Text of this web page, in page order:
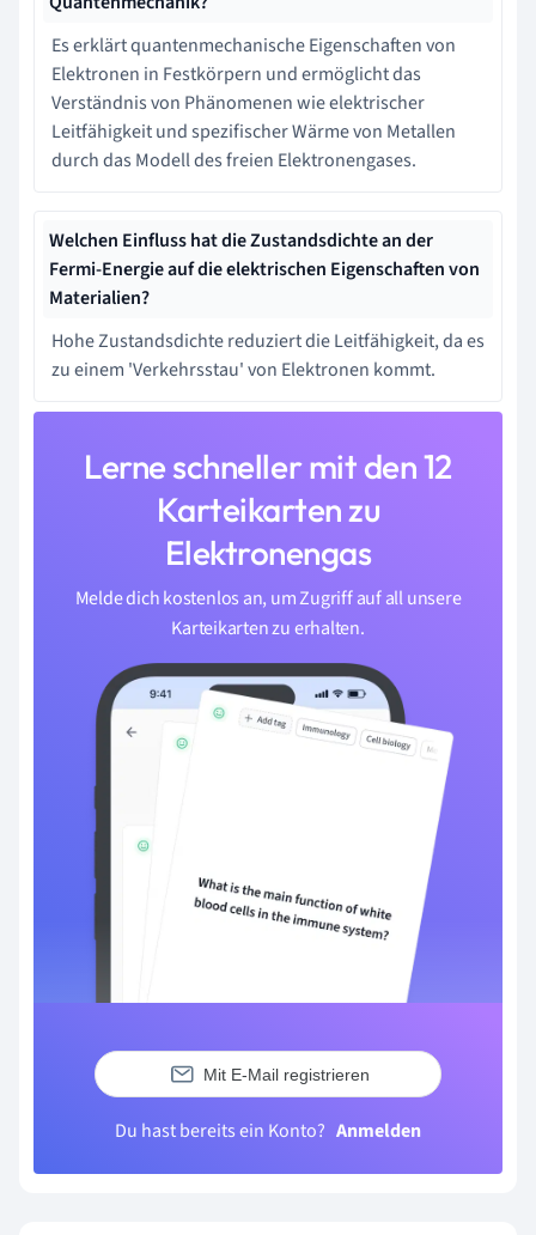
Es erklärt quantenmechanische Eigenschaften von
Elektronen in Festkörpern und ermöglicht das
Verständnis von Phänomenen wie elektrischer
Leitfähigkeit und spezifischer Wärme von Metallen
durch das Modell des freien Elektronengases.
Welchen Einfluss hat die Zustandsdichte an der
Fermi-Energie auf die elektrischen Eigenschaften von
Materialien?
Hohe Zustandsdichte reduziert die Leitfähigkeit, da es
zu einem 'Verkehrsstau' von Elektronen kommt.
Lerne schneller mit den 12
Karteikarten zu
Elektronengas
Melde dich kostenlos an, um Zugriff auf all unsere
Karteikarten zu erhalten.
Mit E-Mail registrieren
Du hast bereits ein Konto? Anmelden